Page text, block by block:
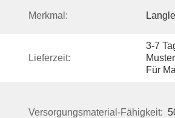
Merkmal:
Lieferzeit:
3-7
Für
Versorgungsmaterial-Fähigkeit: